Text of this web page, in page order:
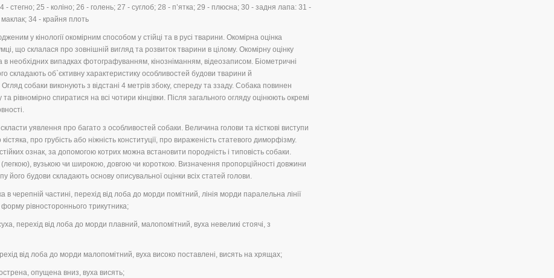
стегно; 25 - коліно; 26 - голень; 27 - суглоб; 28 - п’ятка; 29 - плюсна; 30 - задня лапа: 31 -
34 - крайня плоть
у кінології окомірним способом у стійці та в русі тварини. Окомірна оцінка
що склалася про зовнішній вигляд та розвиток тварини в цілому. Окомірну оцінку
необхідних випадках фотографуванням, кінозніманням, відеозаписом. Біометричні
складають об`єктивну характеристику особливостей будови тварини й
собаки виконують з відстані 4 метрів збоку, спереду та ззаду. Собака повинен
рівномірно спиратися на всі чотири кінцівки. Після загального огляду оцінюють окремі
уявлення про багато з особливостей собаки. Величина голови та кісткові виступи
про грубість або ніжність конституції, про вираженість статевого диморфізму.
ознак, за допомогою котрих можна встановити породність і типовість собаки.
вузькою чи широкою, довгою чи короткою. Визначення пропорційності довжини
його будови складають основу описувальної оцінки всіх статей голови.
черепній частині, перехід від лоба до морди помітний, лінія морди паралельна лінії
рівностороннього трикутника;
перехід від лоба до морди плавний, малопомітний, вуха невеликі стоячі, з
від лоба до морди малопомітний, вуха високо поставлені, висять на хрящах;
опущена вниз, вуха висять;